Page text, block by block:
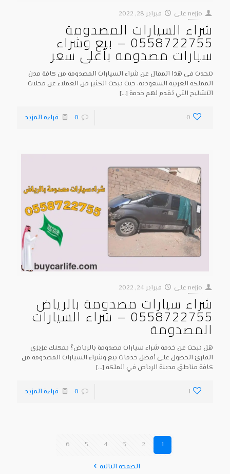
nejjo على فبراير 28, 2022
شراء السيارات المصدومة
0558722755 – بيع وشراء
سيارات مصدومه بأعلى سعر
نتحدث في هذا المقال عن شراء السيارات المصدومة من كافة مدن
المملكة العربية السعودية، حيث يبحث الكثير من العملاء عن محلات
التشليح التي تقدم لهم خدمة […]
0
0 قراءة المزيد
nejjo على فبراير 24, 2022
شراء سيارات مصدومة بالرياض
0558722755 – شراء السيارات
المصدومة
هل تبحث عن خدمة شراء سيارات مصدومة بالرياض؟ يمكنك عزيزي
القارئ الحصول على أفضل خدمات بيع وشراء السيارات المصدومة من
كافة مناطق مدينة الرياض في الملكة […]
1
0 قراءة المزيد
1
2
3
4
5
6
الصفحة التالية